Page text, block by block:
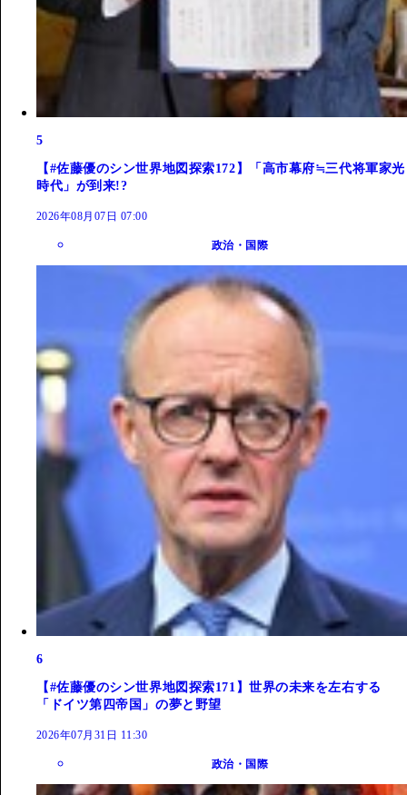
5
【#佐藤優のシン世界地図探索172】「高市幕府≒三代将軍家光
時代」が到来!?
2026年08月07日 07:00
政治・国際
6
【#佐藤優のシン世界地図探索171】世界の未来を左右する
「ドイツ第四帝国」の夢と野望
2026年07月31日 11:30
政治・国際